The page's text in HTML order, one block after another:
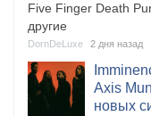
Five Finger Death
другие
DornDeLuxe 2 дня назад
Axis
новых